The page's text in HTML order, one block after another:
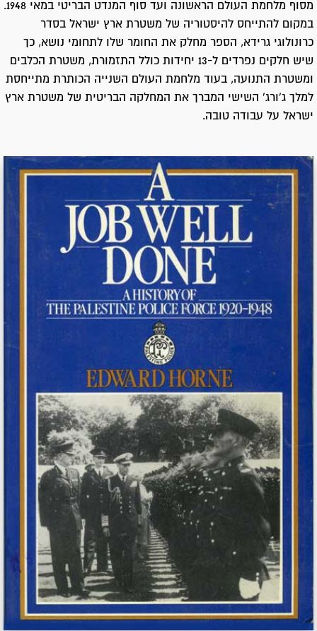
מסוף מלחמת העולם הראשונה ועד סוף המנדט הבריטי במאי 1948.
במקום להתייחס להיסטוריה של משטרת ארץ ישראל בסדר
כרונולוגי גרידא, הספר מחלק את החומר שלו לתחומי נושא, כך
שיש חלקים נפרדים ל-13 יחידות כולל התזמורת, משטרת הכלבים
ומשטרת התנועה, בעוד מלחמת העולם השנייה הכותרת מתייחסת
למלך ג'ורג' השישי המברך את המחלקה הבריטית של משטרת ארץ
ישראל על עבודה טובה.